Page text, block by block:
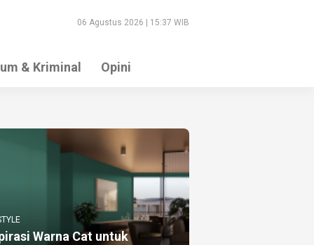
06 Agustus 2026 | 15:37 WIB
& Kriminal Opini
Warna Cat untuk